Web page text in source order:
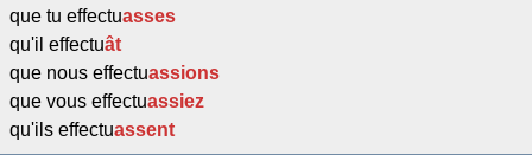
que tu effectuasses
qu'il effectuât
que nous effectuassions
que vous effectuassiez
qu'ils effectuassent